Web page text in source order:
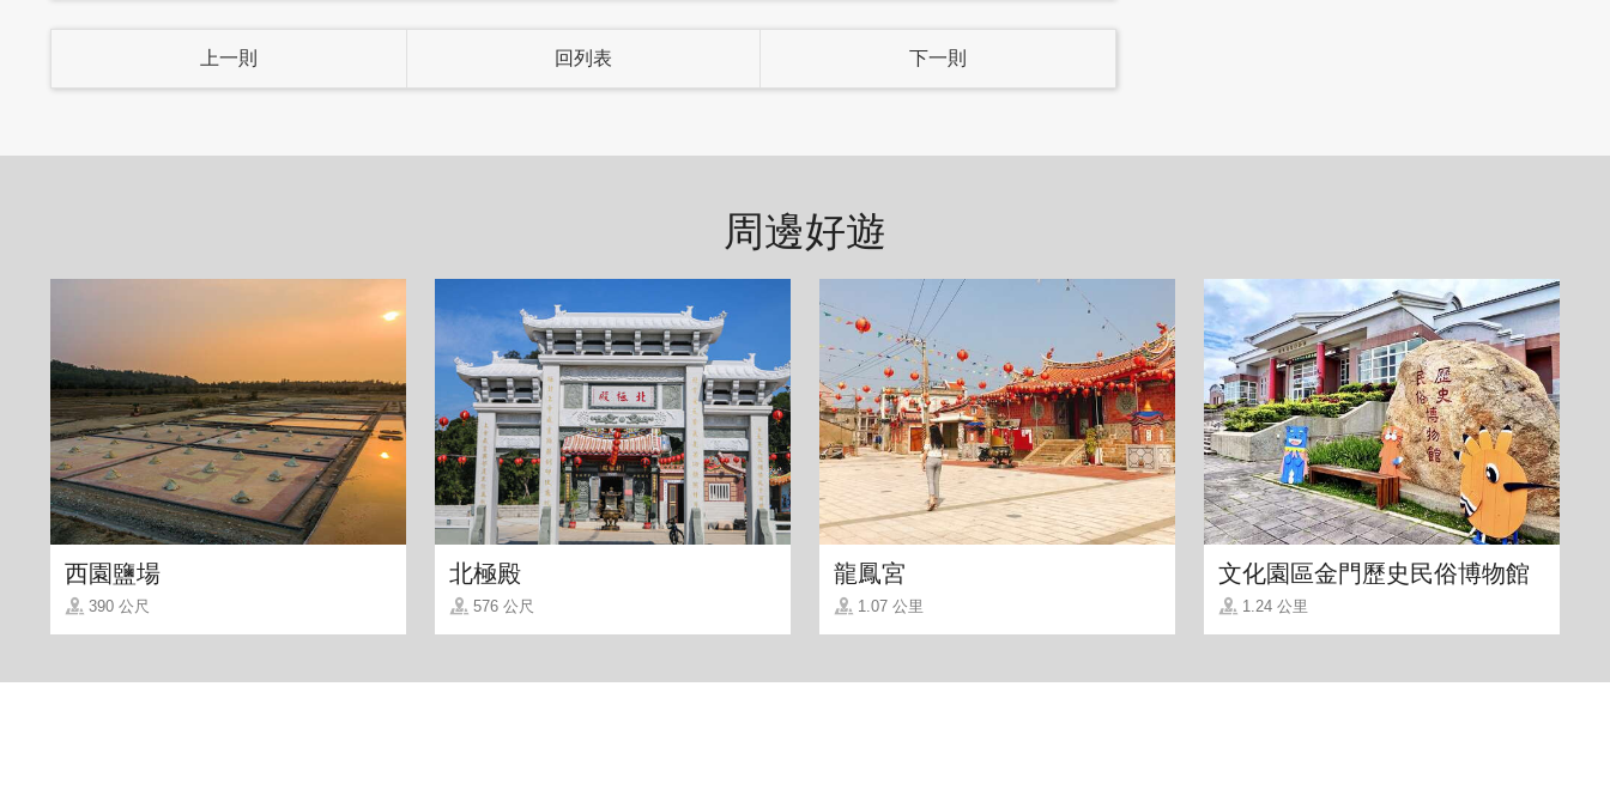
為了讓金門朋友吃到最健康以及最天然的食物，升級手作麵包體！義式麵包使用天然的酸麵種酵
母、初榨橄欖油、純淨水 ，天然食材，多吃也不會有負擔！這次使用義大利品牌Italmill的五穀雜
糧佛卡夏粉，使用更好的麵粉做出更好的麵包，擁有外皮薄酥內裡柔軟有彈性，充滿橄欖油與濃
郁麥香，烤好的麵包香氣充滿整間餐廳
上一則 回列表 下一則
周邊好遊
西園鹽場
390 公尺
北極殿
576 公尺
龍鳳宮
1.07 公里
文化園區金門歷史民俗博物館
1.24 公里